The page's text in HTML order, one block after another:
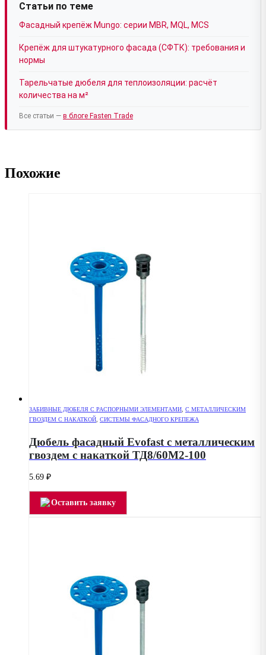
Статьи по теме
Фасадный крепёж Mungo: серии MBR, MQL, MCS
Крепёж для штукатурного фасада (СФТК): требования и
нормы
Тарельчатые дюбеля для теплоизоляции: расчёт
количества на м²
Все статьи — в блоге Fasten Trade
Похожие
ЗАБИВНЫЕ ДЮБЕЛЯ С РАСПОРНЫМИ ЭЛЕМЕНТАМИ С МЕТАЛЛИЧЕСКИМ
ГВОЗДЕМ С НАКАТКОЙ СИСТЕМЫ ФАСАДНОГО КРЕПЕЖА
Дюбель фасадный Evofast с металлическим
гвоздем с накаткой ТД8/60М2-100
5.69 ₽
Оставить заявку